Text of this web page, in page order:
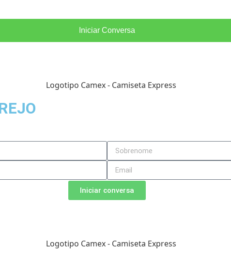
Iniciar Conversa
Iniciar conversa